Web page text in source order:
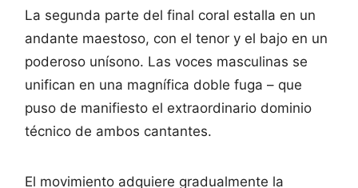
La segunda parte del final coral estalla en un
andante maestoso, con el tenor y el bajo en un
poderoso unísono. Las voces masculinas se
unifican en una magnífica doble fuga – que
puso de manifiesto el extraordinario dominio
técnico de ambos cantantes.
El movimiento adquiere gradualmente la